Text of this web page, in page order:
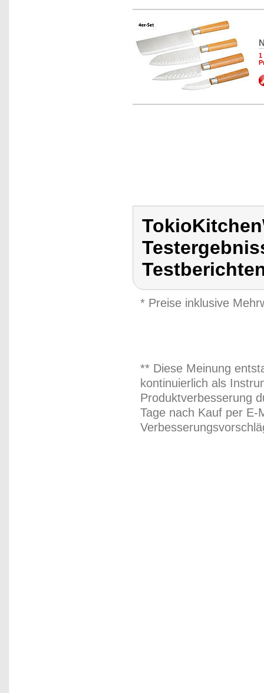
1
* Preise inklusive
** Diese Meinung
kontinuierlich als
Produktverbesserung
Tage nach Kauf per E-